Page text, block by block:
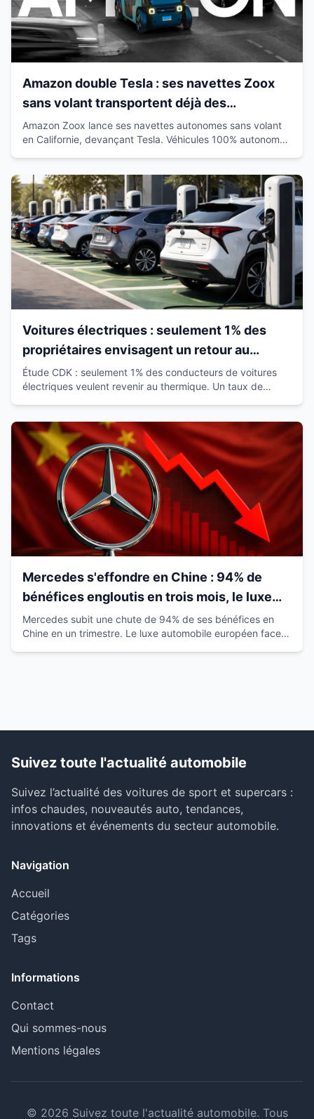
Amazon double Tesla : ses navettes Zoox
sans volant transportent déjà des
passagers en Californie
Amazon Zoox lance ses navettes autonomes sans volant
en Californie, devançant Tesla. Véhicules 100% autonomes
Voitures électriques : seulement 1% des
propriétaires envisagent un retour au
thermique
Étude CDK : seulement 1% des conducteurs de voitures
électriques veulent revenir au thermique. Un taux de
Mercedes s'effondre en Chine : 94% de
bénéfices engloutis en trois mois, le luxe
européen vacille
Mercedes subit une chute de 94% de ses bénéfices en
Chine en un trimestre. Le luxe automobile européen face à
Suivez toute l'actualité automobile
Suivez l’actualité des voitures de sport et supercars :
infos chaudes, nouveautés auto, tendances,
innovations et événements du secteur automobile.
Navigation
Accueil
Catégories
Tags
Informations
Contact
Qui sommes-nous
Mentions légales
© 2026 Suivez toute l'actualité automobile. Tous